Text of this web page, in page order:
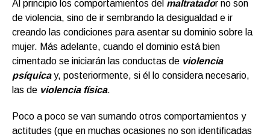
Al principio los comportamientos del maltratador no son
de violencia, sino de ir sembrando la desigualdad e ir
creando las condiciones para asentar su dominio sobre la
mujer. Más adelante, cuando el dominio está bien
cimentado se iniciarán las conductas de violencia
psíquicay, posteriormente, si él lo considera necesario,
las de violencia física.
Poco a poco se van sumando otros comportamientos y
actitudes (que en muchas ocasiones no son identificadas